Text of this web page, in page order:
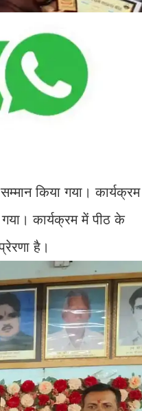
किया गया। कार्यक्रम
कार्यक्रम में पीठ के
है।